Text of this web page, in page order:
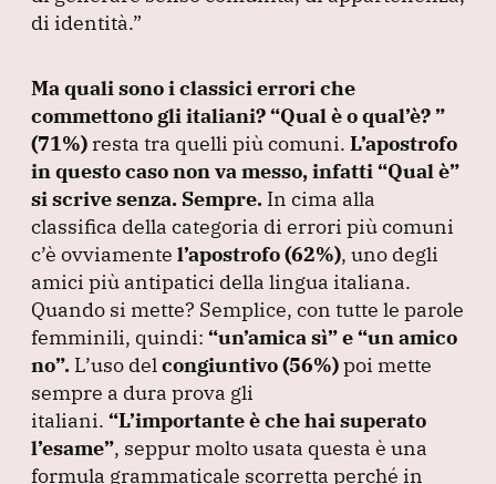
di identità.”
Ma quali sono i classici errori che
commettono gli italiani?“Qual è o qual’è?”
(71%) resta tra quelli più comuni. L’apostrofo
in questo caso non va messo, infatti “Qual è”
si scrive senza. Sempre. In cima alla
classifica della categoria di errori più comuni
c’è ovviamente l’apostrofo(62%), uno degli
amici più antipatici della lingua italiana.
Quando si mette? Semplice, con tutte le parole
femminili, quindi: “un’amica sì”e“un amico
no”. L’uso del congiuntivo(56%)poi mette
sempre a dura prova gli
italiani. “L’importante è che hai superato
l’esame”, seppur molto usata questa è una
formula grammaticale scorretta perché in